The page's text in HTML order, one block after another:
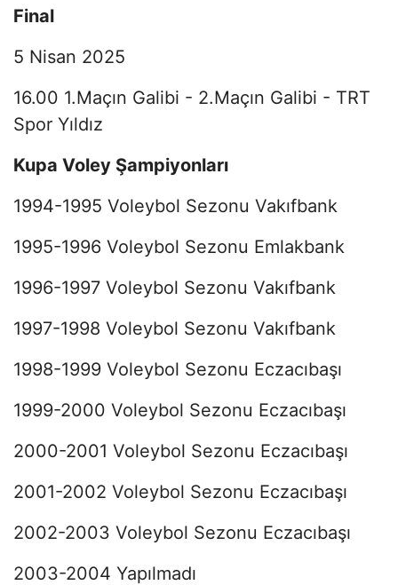
Final
5 Nisan 2025
16.00 1.Maçın Galibi - 2.Maçın Galibi - TRT
Spor Yıldız
Kupa Voley Şampiyonları
1994-1995 Voleybol Sezonu Vakıfbank
1995-1996 Voleybol Sezonu Emlakbank
1996-1997 Voleybol Sezonu Vakıfbank
1997-1998 Voleybol Sezonu Vakıfbank
1998-1999 Voleybol Sezonu Eczacıbaşı
1999-2000 Voleybol Sezonu Eczacıbaşı
2000-2001 Voleybol Sezonu Eczacıbaşı
2001-2002 Voleybol Sezonu Eczacıbaşı
2002-2003 Voleybol Sezonu Eczacıbaşı
2003-2004 Yapılmadı